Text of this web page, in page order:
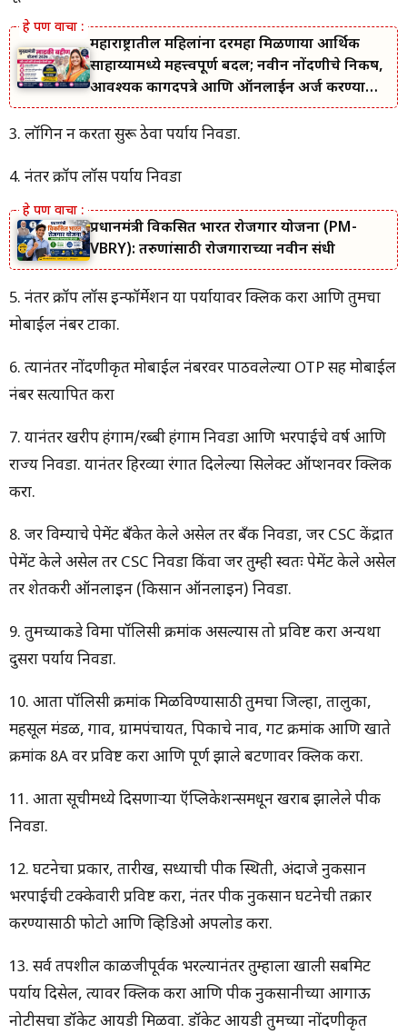
महाराष्ट्रातील महिलांना दरमहा मिळणाऱ्या आर्थिक
साहाय्यामध्ये महत्त्वपूर्ण बदल; नवीन नोंदणीचे निकष,
आवश्यक कागदपत्रे आणि ऑनलाईन अर्ज करण्याची
सोपी प्रक्रिया जाणून घ्या.
3. लॉगिन न करता सुरू ठेवा पर्याय निवडा.
4. नंतर क्रॉप लॉस पर्याय निवडा
प्रधानमंत्री विकसित भारत रोजगार योजना (PM-
VBRY): तरुणांसाठी रोजगाराच्या नवीन संधी
5. नंतर क्रॉप लॉस इन्फॉर्मेशन या पर्यायावर क्लिक करा आणि तुमचा
मोबाईल नंबर टाका.
6. त्यानंतर नोंदणीकृत मोबाईल नंबरवर पाठवलेल्या OTP सह मोबाईल
नंबर सत्यापित करा
7. यानंतर खरीप हंगाम/रब्बी हंगाम निवडा आणि भरपाईचे वर्ष आणि
राज्य निवडा. यानंतर हिरव्या रंगात दिलेल्या सिलेक्ट ऑप्शनवर क्लिक
करा.
8. जर विम्याचे पेमेंट बँकेत केले असेल तर बँक निवडा, जर CSC केंद्रात
पेमेंट केले असेल तर CSC निवडा किंवा जर तुम्ही स्वतः पेमेंट केले असेल
तर शेतकरी ऑनलाइन (किसान ऑनलाइन) निवडा.
9. तुमच्याकडे विमा पॉलिसी क्रमांक असल्यास तो प्रविष्ट करा अन्यथा
दुसरा पर्याय निवडा.
10. आता पॉलिसी क्रमांक मिळविण्यासाठी तुमचा जिल्हा, तालुका,
महसूल मंडळ, गाव, ग्रामपंचायत, पिकाचे नाव, गट क्रमांक आणि खाते
क्रमांक 8A वर प्रविष्ट करा आणि पूर्ण झाले बटणावर क्लिक करा.
11. आता सूचीमध्ये दिसणार्‍या ऍप्लिकेशन्समधून खराब झालेले पीक
निवडा.
12. घटनेचा प्रकार, तारीख, सध्याची पीक स्थिती, अंदाजे नुकसान
भरपाईची टक्केवारी प्रविष्ट करा, नंतर पीक नुकसान घटनेची तक्रार
करण्यासाठी फोटो आणि व्हिडिओ अपलोड करा.
13. सर्व तपशील काळजीपूर्वक भरल्यानंतर तुम्हाला खाली सबमिट
पर्याय दिसेल, त्यावर क्लिक करा आणि पीक नुकसानीच्या आगाऊ
नोटीसचा डॉकेट आयडी मिळवा. डॉकेट आयडी तुमच्या नोंदणीकृत